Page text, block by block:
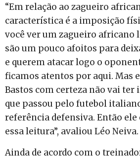
“Em relação ao zagueiro
característica é a imposição
você ver um zagueiro africano
são um pouco afoitos para
e querem atacar logo o
ficamos atentos por aqui. Mas
Bastos com certeza não vai ter
que passou pelo futebol
referência defensiva. Então
essa leitura”, avaliou Léo Neiva.
Ainda de acordo com o